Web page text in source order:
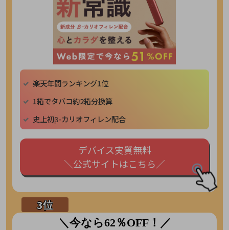
楽天年間ランキング1位
1箱でタバコ約2箱分換算
史上初β-カリオフィレン配合
デバイス実質無料
＼公式サイトはこちら／
＼今なら62％OFF！／